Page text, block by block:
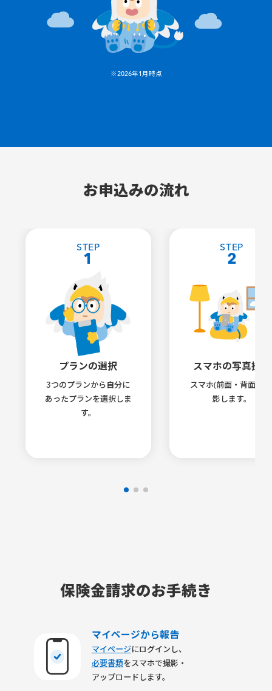
※2026年1月時点
お申込みの流れ
STEP
1
プランの選択
3つのプランから自分に
あったプランを選択しま
す。
STEP
2
スマホの写真撮影
スマホ(前面・背面)を
影します。
保険金請求のお手続き
マイページから報告
マイページにログインし、
必要書類をスマホで撮影・
アップロードします。